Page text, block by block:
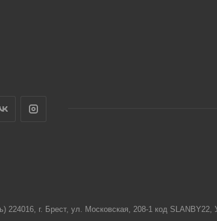
г. Брест, ул. Московская, 208-1 код SLANBY22,